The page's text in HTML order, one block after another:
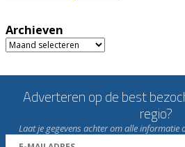
Archieven
Archieven
Adverteren op de best
regio?
Laat je gegevens achter om alle informatie